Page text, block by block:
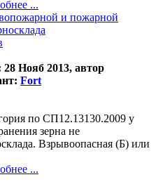
...
и пожарной
Нояб 2013, автор
Fort
по СП12.13130.2009 у
зерна не
Взрывоопасная (Б) или
...